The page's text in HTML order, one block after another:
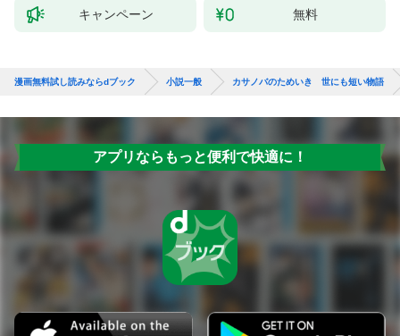
キャンペーン 無料
漫画無料試し読みならdブック 小説一般 カサノバのためいき 世にも短い物語
アプリならもっと便利で快適に！